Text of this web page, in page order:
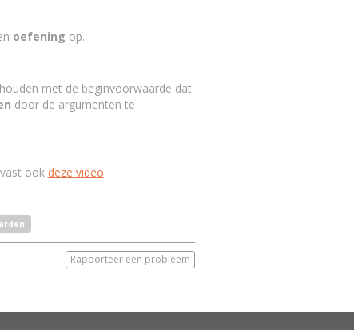
oefening op.
met de beginvoorwaarde dat
door de argumenten te
ook deze video.
Rapporteer een probleem